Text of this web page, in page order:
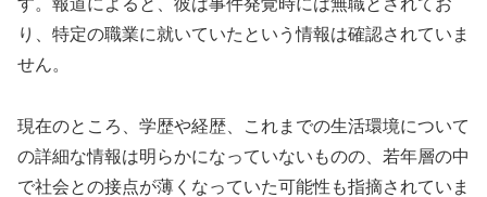
す。報道によると、彼は事件発覚時には無職とされてお
り、特定の職業に就いていたという情報は確認されていま
せん。
現在のところ、学歴や経歴、これまでの生活環境について
の詳細な情報は明らかになっていないものの、若年層の中
で社会との接点が薄くなっていた可能性も指摘されていま